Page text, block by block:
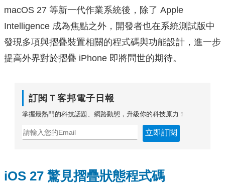
macOS 27 等新一代作業系統後，除了 Apple
Intelligence 成為焦點之外，開發者也在系統測試版中
發現多項與摺疊裝置相關的程式碼與功能設計，進一步
提高外界對於摺疊 iPhone 即將問世的期待。
訂閱Ｔ客邦電子日報
掌握最熱門的科技話題、網路動態，升級你的科技原力！
立即訂閱
iOS 27 驚見摺疊狀態程式碼